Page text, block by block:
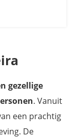
gezellige
. Vanuit
een prachtig
De